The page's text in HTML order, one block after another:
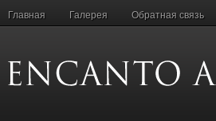
Главная Галерея Обратная связь